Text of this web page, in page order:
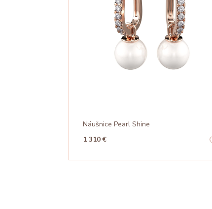
Náušnice Pearl Shine
1 310 €